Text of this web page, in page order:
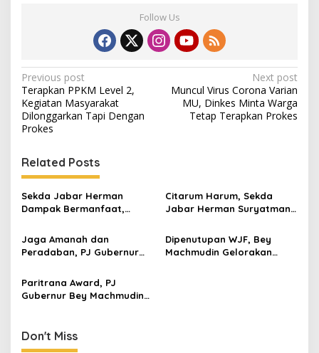
Follow Us
Post
navigation
Previous post
Terapkan PPKM Level 2,
Kegiatan Masyarakat
Dilonggarkan Tapi Dengan
Prokes
Next post
Muncul Virus Corona Varian
MU, Dinkes Minta Warga
Tetap Terapkan Prokes
Related Posts
Sekda Jabar Herman
Dampak Bermanfaat,
West Java Festival 2024
Capai Rp 70 Miliar
Citarum Harum, Sekda
Jabar Herman Suryatman :
Utama untuk Peningkatan
Indeks Kualitas Air
Jaga Amanah dan
Peradaban, PJ Gubernur
Hening Widiatmoko
sebagai Pustakawan Ahli
Dipenutupan WJF, Bey
Machmudin Gelorakan
Paritrana Award, PJ
Gubernur Bey Machmudin
Pendorong Tingkatkan
Kepesertaan Program
Don't Miss